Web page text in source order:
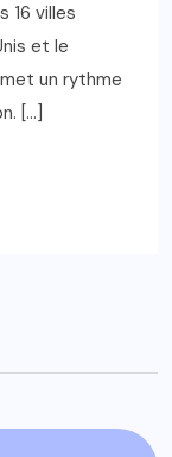
16 villes
et le
un rythme
[…]